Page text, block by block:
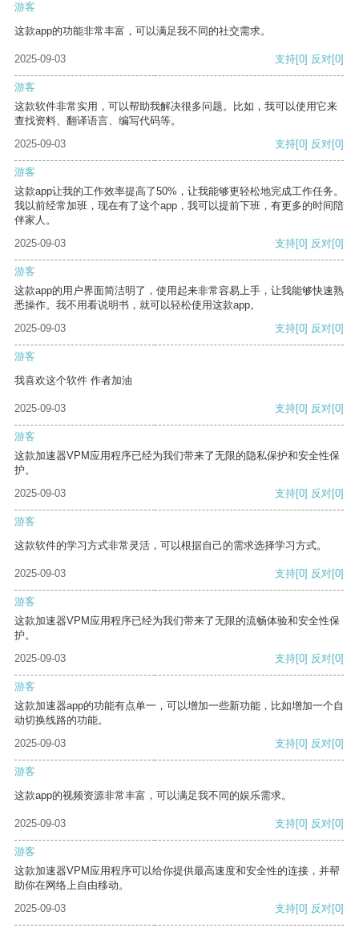
游客
这款app的功能非常丰富，可以满足我不同的社交需求。
2025-09-03 支持[0] 反对[0]
游客
这款软件非常实用，可以帮助我解决很多问题。比如，我可以使用它来
查找资料、翻译语言、编写代码等。
2025-09-03
支持[0] 反对[0]
游客
这款app让我的工作效率提高了50%，让我能够更轻松地完成工作任务。
我以前经常加班，现在有了这个app，我可以提前下班，有更多的时间陪
伴家人。
2025-09-03
支持[0] 反对[0]
游客
这款app的用户界面简洁明了，使用起来非常容易上手，让我能够快速熟
悉操作。我不用看说明书，就可以轻松使用这款app。
2025-09-03
支持[0] 反对[0]
游客
我喜欢这个软件 作者加油
2025-09-03 支持[0] 反对[0]
游客
这款加速器VPM应用程序已经为我们带来了无限的隐私保护和安全性保
护。
2025-09-03
支持[0] 反对[0]
游客
这款软件的学习方式非常灵活，可以根据自己的需求选择学习方式。
2025-09-03 支持[0] 反对[0]
游客
这款加速器VPM应用程序已经为我们带来了无限的流畅体验和安全性保
护。
2025-09-03
支持[0] 反对[0]
游客
这款加速器app的功能有点单一，可以增加一些新功能，比如增加一个自
动切换线路的功能。
2025-09-03
支持[0] 反对[0]
游客
这款app的视频资源非常丰富，可以满足我不同的娱乐需求。
2025-09-03 支持[0] 反对[0]
游客
这款加速器VPM应用程序可以给你提供最高速度和安全性的连接，并帮
助你在网络上自由移动。
2025-09-03
支持[0] 反对[0]